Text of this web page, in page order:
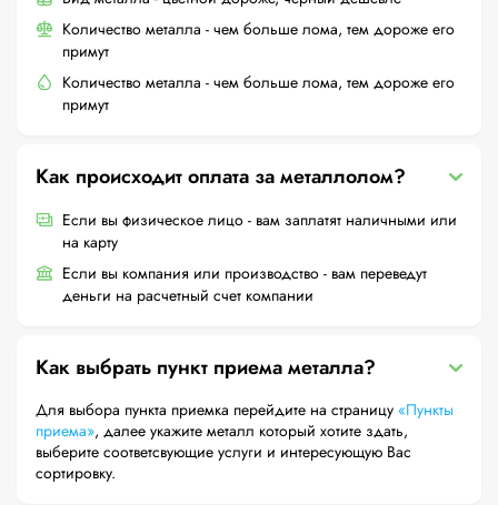
Количество металла - чем больше лома, тем дороже его
примут
Количество металла - чем больше лома, тем дороже его
примут
Как происходит оплата за металлолом?
Если вы физическое лицо - вам заплатят наличными или
на карту
Если вы компания или производство - вам переведут
деньги на расчетный счет компании
Как выбрать пункт приема металла?
Для выбора пункта приемка перейдите на страницу «Пункты
приема», далее укажите металл который хотите здать,
выберите соответсвующие услуги и интересующую Вас
сортировку.